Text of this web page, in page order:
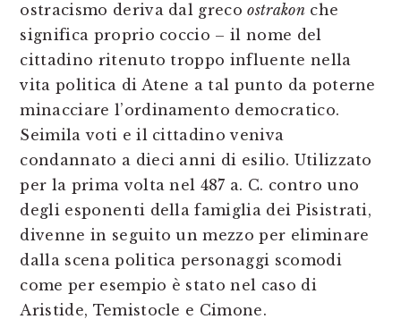
ostracismo deriva dal grecoostrakonche
significa proprio coccio – il nome del
cittadino ritenuto troppo influente nella
vita politica di Atene a tal punto da poterne
minacciare l’ordinamento democratico.
Seimila voti e il cittadino veniva
condannato a dieci anni di esilio. Utilizzato
per la prima volta nel 487 a. C. contro uno
degli esponenti della famiglia dei Pisistrati,
divenne in seguito un mezzo per eliminare
dalla scena politica personaggi scomodi
come per esempio è stato nel caso di
Aristide, Temistocle e Cimone.